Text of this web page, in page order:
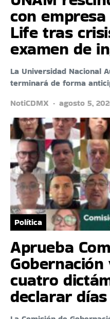
con
Life tras
examen de
La Universidad Nacional
terminará de forma
NotiCDMX
agosto 5,
Política
Aprueba
cuatro
declarar